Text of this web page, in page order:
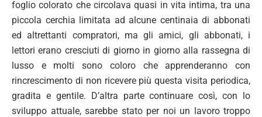
foglio colorato che circolava quasi in vita intima, tra una
piccola cerchia limitata ad alcune centinaia di abbonati
ed altrettanti compratori, ma gli amici, gli abbonati, i
lettori erano cresciuti di giorno in giorno alla rassegna di
lusso e molti sono coloro che apprenderanno con
rincrescimento di non ricevere più questa visita periodica,
gradita e gentile. D’altra parte continuare così, con lo
sviluppo attuale, sarebbe stato per noi un lavoro troppo